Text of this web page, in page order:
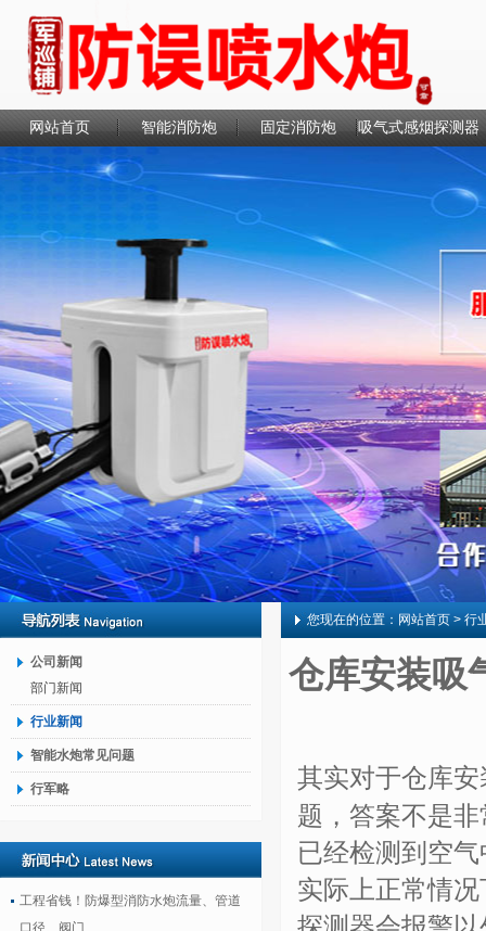
网站首页 智能消防炮 固定消防炮 吸气式感烟探测器
联系我们
公司新闻
部门新闻
行业新闻
智能水炮常见问题
行军略
工程省钱！防爆型消防水炮流量、管道
口径、阀门
您现在的位置： 网站首页 > 行
仓库安装吸
其实对于仓库安
题，答案不是
已经检测到空
实际上正常情